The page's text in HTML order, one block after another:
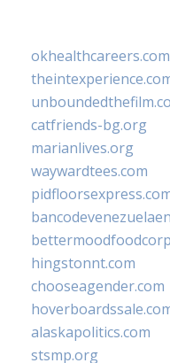
okhealthcareers.com
catfriends-bg.org
marianlives.org
waywardtees.com
hingstonnt.com
chooseagender.com
alaskapolitics.com
stsmp.org